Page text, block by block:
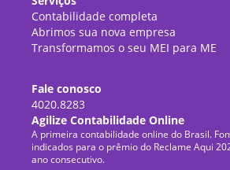
Contabilidade completa
Abrimos sua nova empresa
Transformamos o seu MEI para ME
Fale conosco
4020.8283
Agilize Contabilidade Online
A primeira contabilidade online do Brasil.
indicados para o prêmio do Reclame Aqui
ano consecutivo.